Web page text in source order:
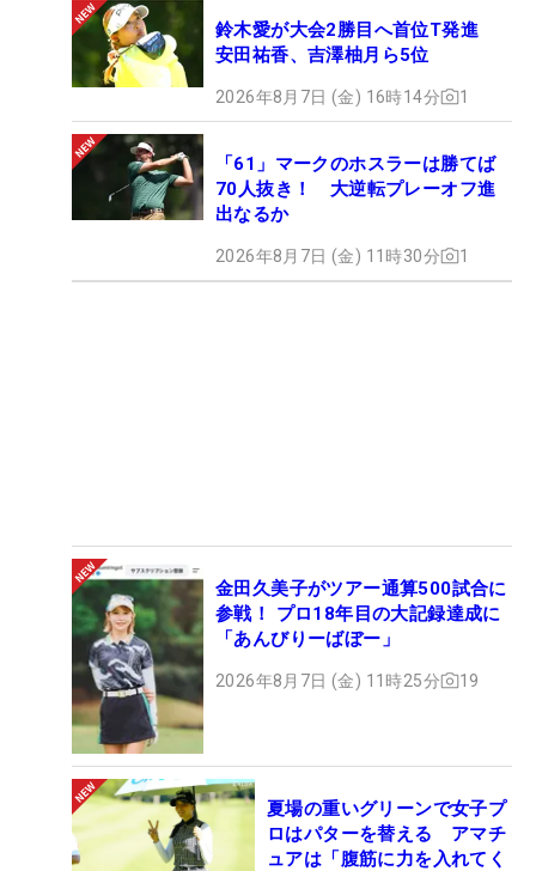
鈴木愛が大会2勝目へ首位T発進
安田祐香、吉澤柚月ら5位
2026年8月7日 (金) 16時14分 1
「61」マークのホスラーは勝てば
70人抜き！ 大逆転プレーオフ進
出なるか
2026年8月7日 (金) 11時30分 1
金田久美子がツアー通算500試合に
参戦！ プロ18年目の大記録達成に
「あんびりーばぼー」
2026年8月7日 (金) 11時25分 19
夏場の重いグリーンで女子プ
ロはパターを替える アマチ
ュアは「腹筋に力を入れてく